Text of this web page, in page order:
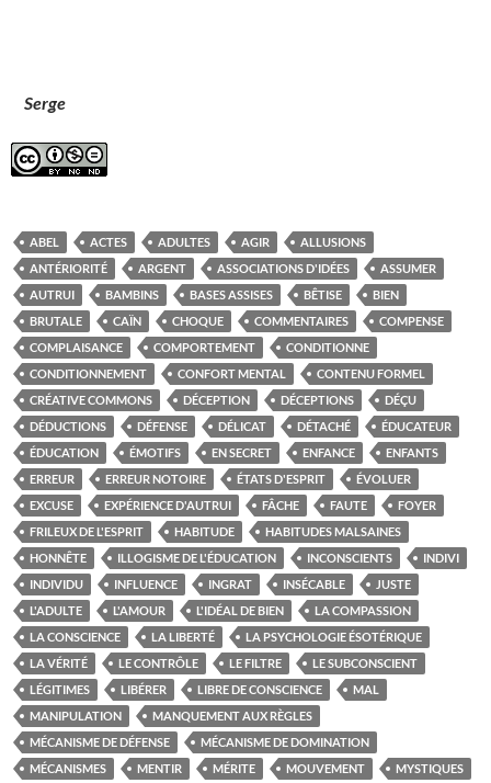
Serge
ABEL ACTES ADULTES AGIR
ALLUSIONS
ANTÉRIORITÉ
ARGENT ASSOCIATIONS D'IDÉES
ASSUMER
AUTRUI
BAMBINS BASES ASSISES BÊTISE
BIEN
BRUTALE
CAÏN CHOQUE COMMENTAIRES
COMPENSE
COMPLAISANCE
COMPORTEMENT
CONDITIONNE
CONDITIONNEMENT
CONFORT MENTAL
CONTENU FORMEL
CRÉATIVE COMMONS
DÉCEPTION DÉCEPTIONS
DÉÇU
DÉDUCTIONS
DÉFENSE DÉLICAT DÉTACHÉ
ÉDUCATEUR
ÉDUCATION
ÉMOTIFS EN SECRET ENFANCE
ENFANTS
ERREUR
ERREUR NOTOIRE ÉTATS D'ESPRIT
ÉVOLUER
EXCUSE
EXPÉRIENCE D'AUTRUI FÂCHE FAUTE
FOYER
FRILEUX DE L'ESPRIT
HABITUDE
HABITUDES MALSAINES
HONNÊTE
ILLOGISME DE L'ÉDUCATION INCONSCIENTS
INDIVI
INDIVIDU
INFLUENCE INGRAT INSÉCABLE
JUSTE
L'ADULTE
L'AMOUR L'IDÉAL DE BIEN
LA COMPASSION
LA CONSCIENCE
LA LIBERTÉ
LA PSYCHOLOGIE ÉSOTÉRIQUE
LA VÉRITÉ
LE CONTRÔLE LE FILTRE
LE SUBCONSCIENT
LÉGITIMES
LIBÉRER LIBRE DE CONSCIENCE
MAL
MANIPULATION
MANQUEMENT AUX RÈGLES
MÉCANISME DE DÉFENSE
MÉCANISME DE DOMINATION
MÉCANISMES
MENTIR MÉRITE MOUVEMENT
MYSTIQUES